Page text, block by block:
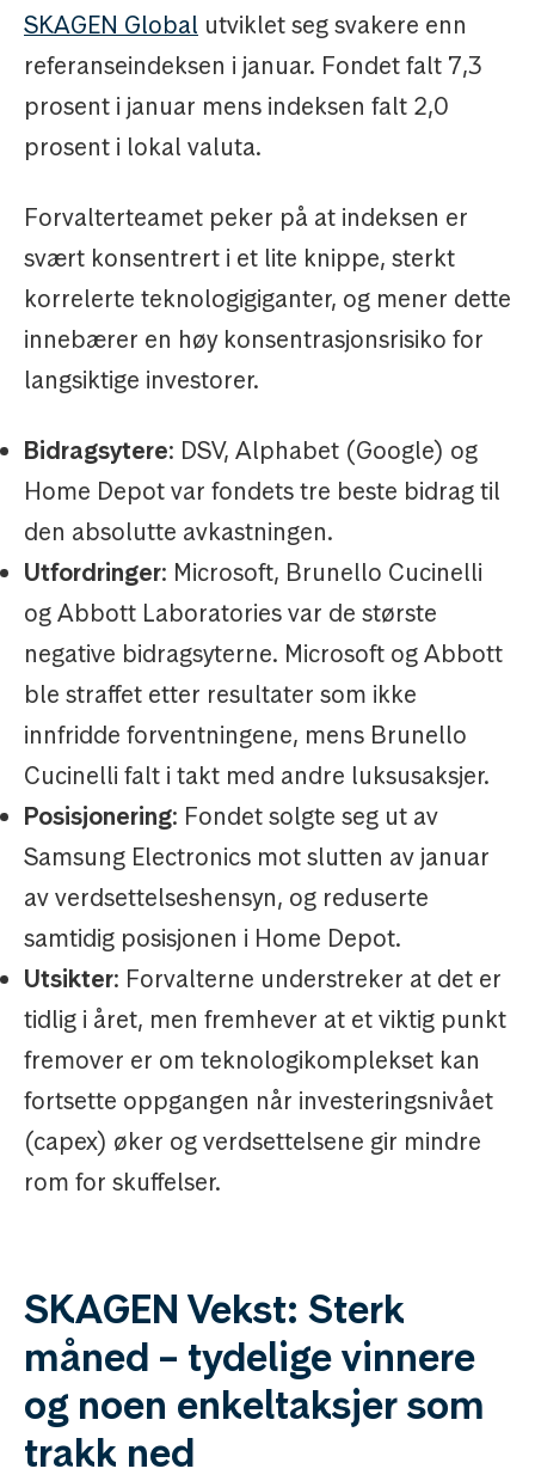
SKAGEN Global utviklet seg svakere enn
referanseindeksen i januar. Fondet falt 7,3
prosent i januar mens indeksen falt 2,0
prosent i lokal valuta.
Forvalterteamet peker på at indeksen er
svært konsentrert i et lite knippe, sterkt
korrelerte teknologigiganter, og mener dette
innebærer en høy konsentrasjonsrisiko for
langsiktige investorer.
Bidragsytere: DSV, Alphabet (Google) og
Home Depot var fondets tre beste bidrag til
den absolutte avkastningen.
Utfordringer: Microsoft, Brunello Cucinelli
og Abbott Laboratories var de største
negative bidragsyterne. Microsoft og Abbott
ble straffet etter resultater som ikke
innfridde forventningene, mens Brunello
Cucinelli falt i takt med andre luksusaksjer.
Posisjonering: Fondet solgte seg ut av
Samsung Electronics mot slutten av januar
av verdsettelseshensyn, og reduserte
samtidig posisjonen i Home Depot.
Utsikter: Forvalterne understreker at det er
tidlig i året, men fremhever at et viktig punkt
fremover er om teknologikomplekset kan
fortsette oppgangen når investeringsnivået
(capex) øker og verdsettelsene gir mindre
rom for skuffelser.
SKAGEN Vekst: Sterk
måned – tydelige vinnere
og noen enkeltaksjer som
trakk ned